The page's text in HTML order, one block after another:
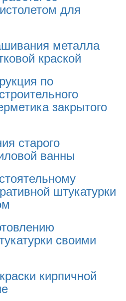
для
металла
краской
по
закрытого
старого
ванны
штукатурки
своими
кирпичной